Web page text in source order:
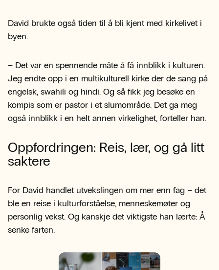
David brukte også tiden til å bli kjent med kirkelivet i
byen.
– Det var en spennende måte å få innblikk i kulturen.
Jeg endte opp i en multikulturell kirke der de sang på
engelsk, swahili og hindi. Og så fikk jeg besøke en
kompis som er pastor i et slumområde. Det ga meg
også innblikk i en helt annen virkelighet, forteller han.
Oppfordringen: Reis, lær, og gå litt
saktere
For David handlet utvekslingen om mer enn fag – det
ble en reise i kulturforståelse, menneskemøter og
personlig vekst. Og kanskje det viktigste han lærte: Å
senke farten.